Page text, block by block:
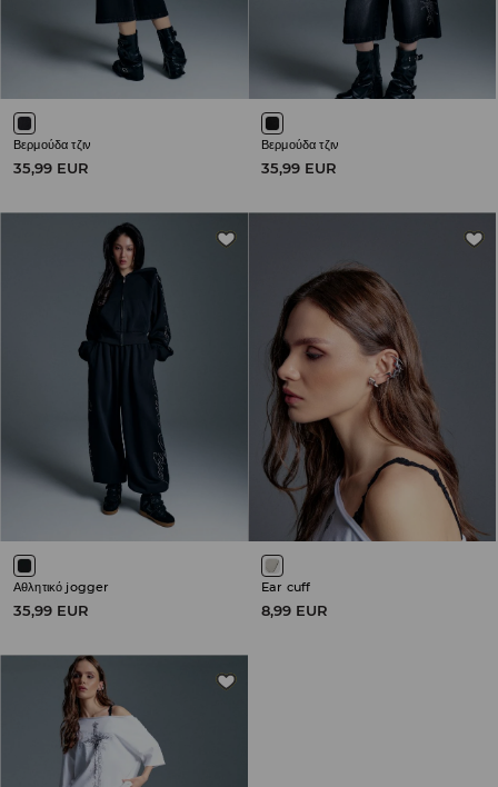
Βερμούδα τζιν
35,99 EUR
Βερμούδα τζιν
35,99 EUR
Αθλητικό jogger
35,99 EUR
Ear cuff
8,99 EUR